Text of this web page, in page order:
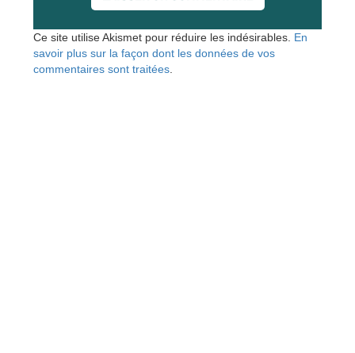
Ce site utilise Akismet pour réduire les indésirables. En
savoir plus sur la façon dont les données de vos
commentaires sont traitées